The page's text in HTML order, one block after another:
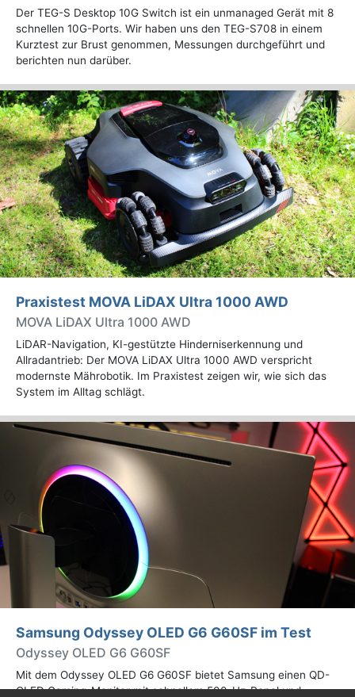
Der TEG-S Desktop 10G Switch ist ein unmanaged Gerät mit 8
schnellen 10G-Ports. Wir haben uns den TEG-S708 in einem
Kurztest zur Brust genommen, Messungen durchgeführt und
berichten nun darüber.
Praxistest MOVA LiDAX Ultra 1000 AWD
MOVA LiDAX Ultra 1000 AWD
LiDAR-Navigation, KI-gestützte Hinderniserkennung und
Allradantrieb: Der MOVA LiDAX Ultra 1000 AWD verspricht
modernste Mährobotik. Im Praxistest zeigen wir, wie sich das
System im Alltag schlägt.
Samsung Odyssey OLED G6 G60SF im Test
Odyssey OLED G6 G60SF
Mit dem Odyssey OLED G6 G60SF bietet Samsung einen QD-
OLED Gaming-Monitor mit schnellem 500-Hz-Panel und